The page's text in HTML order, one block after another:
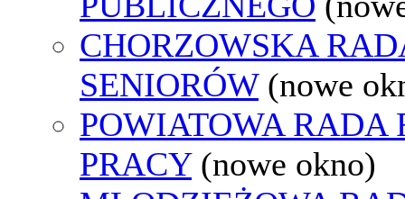
CHORZOWSKA
SENIORÓW (nowe
POWIATOWA RADA
PRACY (nowe okno)